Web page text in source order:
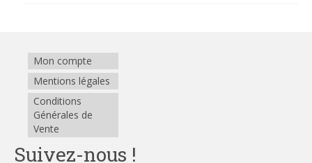
Mon compte
Mentions légales
Conditions
Générales de
Vente
Suivez-nous !